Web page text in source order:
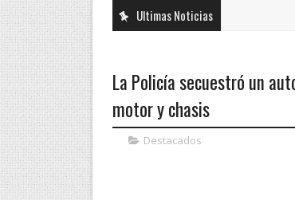
Ultimas Noticias
La Policía secuestró un
motor y chasis
Destacados